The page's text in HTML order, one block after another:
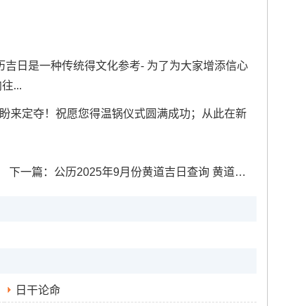
日是一种传统得文化参考- 为了为大家增添信心
...
来定夺！祝愿您得温锅仪式圆满成功；从此在新
下一篇： 公历2025年9月份黄道吉日查询 黄道吉日2025年9月份查询表
日干论命